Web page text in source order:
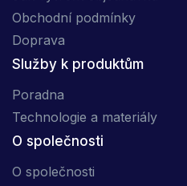
Obchodní podmínky
Doprava
Služby k produktům
Poradna
Technologie a materiály
O společnosti
O společnosti